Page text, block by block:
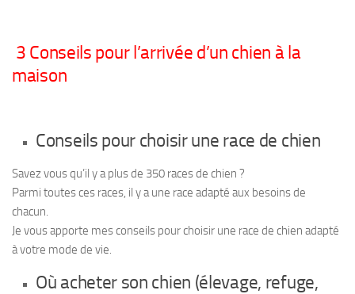
3 Conseils pour l’arrivée d’un chien à la
maison
Conseils pour choisir une race de chien
Savez vous qu’il y a plus de 350 races de chien ?
Parmi toutes ces races, il y a une race adapté aux besoins de
chacun.
Je vous apporte mes conseils pour choisir une race de chien adapté
à votre mode de vie.
Où acheter son chien (élevage, refuge,